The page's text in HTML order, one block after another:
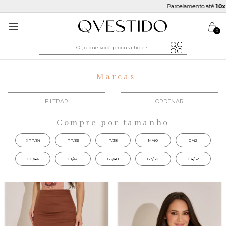
10x sem juros
0
Marcas
FILTRAR ORDENAR
Compre por tamanho
XPP/34 PP/36 P/38 M/40 G/42
GG/44 G1/46 G2/48 G3/50 G4/52